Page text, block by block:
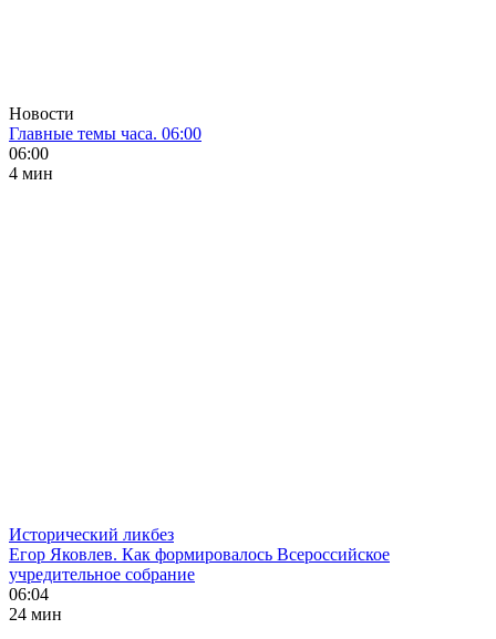
Новости
Главные темы часа. 06:00
06:00
4 мин
Исторический ликбез
Егор Яковлев. Как формировалось Всероссийское
учредительное собрание
06:04
24 мин